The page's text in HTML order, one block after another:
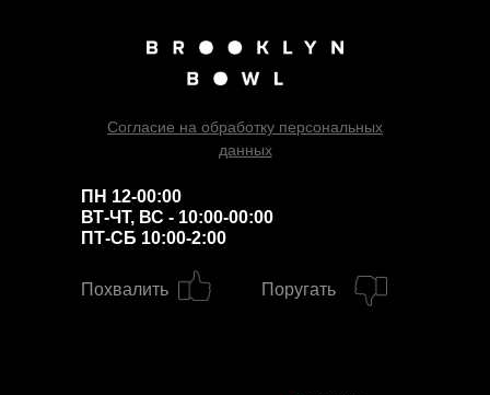
Согласие на обработку персональных
данных
Похвалить Поругать
ПН 12-00:00
ВТ-ЧТ, ВС - 10:00-00:00
ПТ-СБ 10:00-2:00